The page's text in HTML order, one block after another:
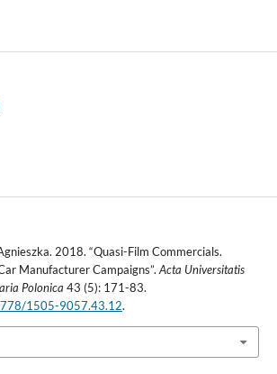
2018. “Quasi-Film Commercials.
Manufacturer Campaigns”. Acta Universitatis
Polonica 43 (5): 171-83.
1505-9057.43.12.